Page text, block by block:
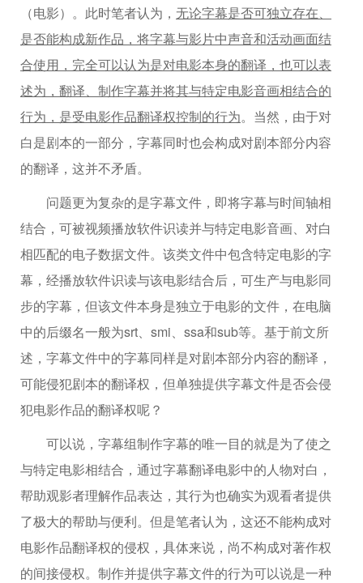
（电影）。此时笔者认为， 无论字幕是否可独立存在、
是否能构成新作品，将字幕与影片中声音和活动画面结
合使用，完全可以认为是对电影本身的翻译，也可以表
述为，翻译、制作字幕并将其与特定电影音画相结合的
行为，是受电影作品翻译权控制的行为。当然，由于对
白是剧本的一部分，字幕同时也会构成对剧本部分内容
的翻译，这并不矛盾。
问题更为复杂的是字幕文件，即将字幕与时间轴相
结合，可被视频播放软件识读并与特定电影音画、对白
相匹配的电子数据文件。该类文件中包含特定电影的字
幕，经播放软件识读与该电影结合后，可生产与电影同
步的字幕，但该文件本身是独立于电影的文件，在电脑
中的后缀名一般为srt、smi、ssa和sub等。基于前文所
述，字幕文件中的字幕同样是对剧本部分内容的翻译，
可能侵犯剧本的翻译权，但单独提供字幕文件是否会侵
犯电影作品的翻译权呢？
可以说，字幕组制作字幕的唯一目的就是为了使之
与特定电影相结合，通过字幕翻译电影中的人物对白，
帮助观影者理解作品表达，其行为也确实为观看者提供
了极大的帮助与便利。但是笔者认为，这还不能构成对
电影作品翻译权的侵权，具体来说，尚不构成对著作权
的间接侵权。制作并提供字幕文件的行为可以说是一种